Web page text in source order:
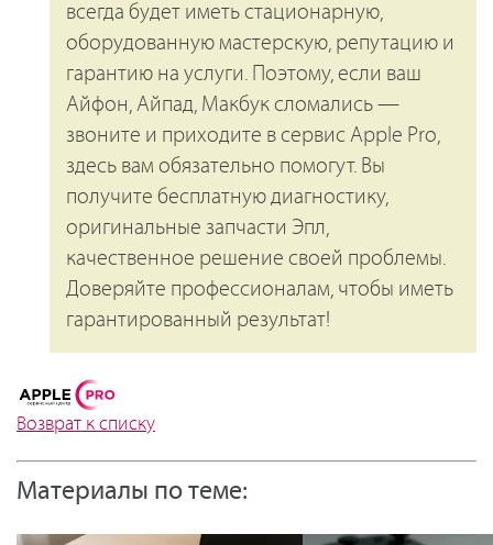
всегда будет иметь стационарную,
оборудованную мастерскую, репутацию и
гарантию на услуги. Поэтому, если ваш
Айфон, Айпад, Макбук сломались —
звоните и приходите в сервис Apple Pro,
здесь вам обязательно помогут. Вы
получите бесплатную диагностику,
оригинальные запчасти Эпл,
качественное решение своей проблемы.
Доверяйте профессионалам, чтобы иметь
гарантированный результат!
Возврат к списку
Материалы по теме: